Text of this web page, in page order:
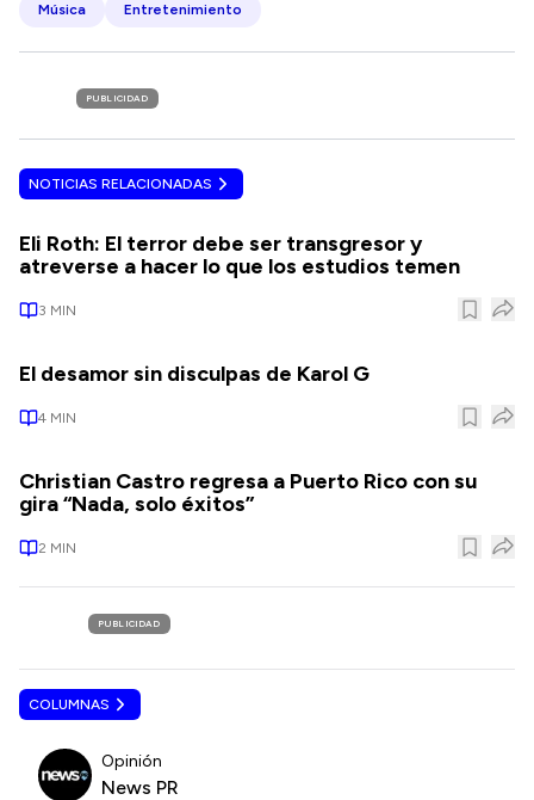
Música Entretenimiento
PUBLICIDAD
NOTICIAS RELACIONADAS
Eli Roth: El terror debe ser transgresor y
atreverse a hacer lo que los estudios temen
3 MIN
El desamor sin disculpas de Karol G
4 MIN
Christian Castro regresa a Puerto Rico con su
gira “Nada, solo éxitos”
2 MIN
PUBLICIDAD
COLUMNAS
Opinión
News PR